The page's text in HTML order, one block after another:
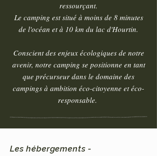
ressourçant.
Le camping est situé à moins de 8 minutes
de l'océan et à 10 km du lac d'Hourtin.
Conscient des enjeux écologiques de notre
avenir, notre camping se positionne en tant
que précurseur dans le domaine des
campings à ambition éco-citoyenne et éco-
responsable.
Les hébergements -